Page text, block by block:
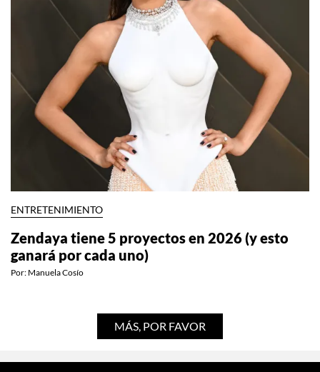
ENTRETENIMIENTO
Zendaya tiene 5 proyectos en 2026 (y esto
ganará por cada uno)
Por: Manuela Cosío
MÁS, POR FAVOR